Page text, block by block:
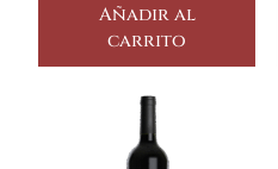
Añadir al
carrito